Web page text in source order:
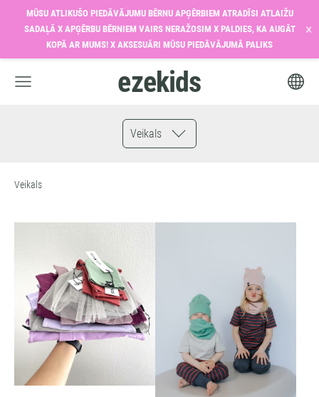
MŪSU ATLIKUŠO PIEDĀVĀJUMU BĒRNU APĢĒRBIEM ATRADĪSI ATLAIŽU
SADAĻĀ X APĢĒRBU BĒRNIEM VAIRS NERAŽOSIM X PALDIES, KA AUGĀT
KOPĀ AR MUMS! X AKSESUĀRI MŪSU PIEDĀVĀJUMĀ PALIKS
×
ezekids
Veikals
Veikals